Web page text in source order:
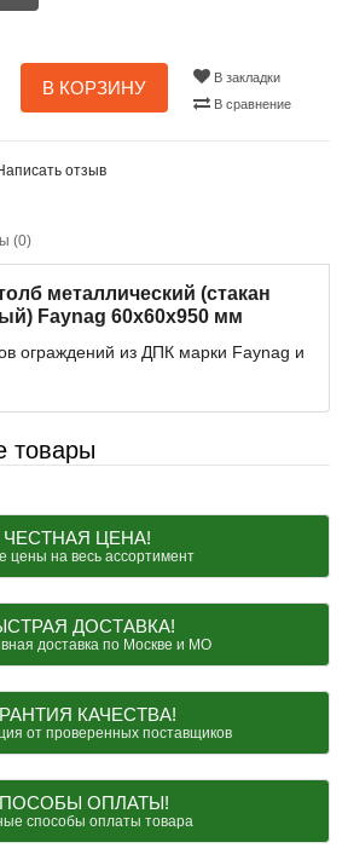
В КОРЗИНУ
В закладки
В сравнение
отзыв
(0)
металлический (стакан
Faynag 60x60x950 мм
ограждений из ДПК марки Faynag и
товары
ЧЕСТНАЯ ЦЕНА!
цены на весь ассортимент
ДОСТАВКА!
доставка по Москве и МО
КАЧЕСТВА!
от проверенных поставщиков
ОПЛАТЫ!
способы оплаты товара